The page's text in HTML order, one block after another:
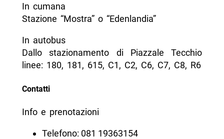
In cumana
Stazione “Mostra” o “Edenlandia”
In autobus
Dallo stazionamento di Piazzale Tecchio
linee: 180, 181, 615, C1, C2, C6, C7, C8, R6
Contatti
Info e prenotazioni
Telefono: 081 19363154